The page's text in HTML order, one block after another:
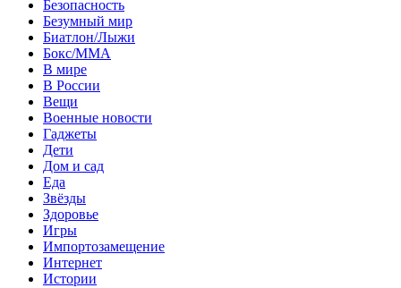
Безопасность
Безумный мир
Биатлон/Лыжи
Бокс/MMA
В мире
В России
Вещи
Военные новости
Гаджеты
Дети
Дом и сад
Еда
Звёзды
Здоровье
Игры
Импортозамещение
Интернет
Истории